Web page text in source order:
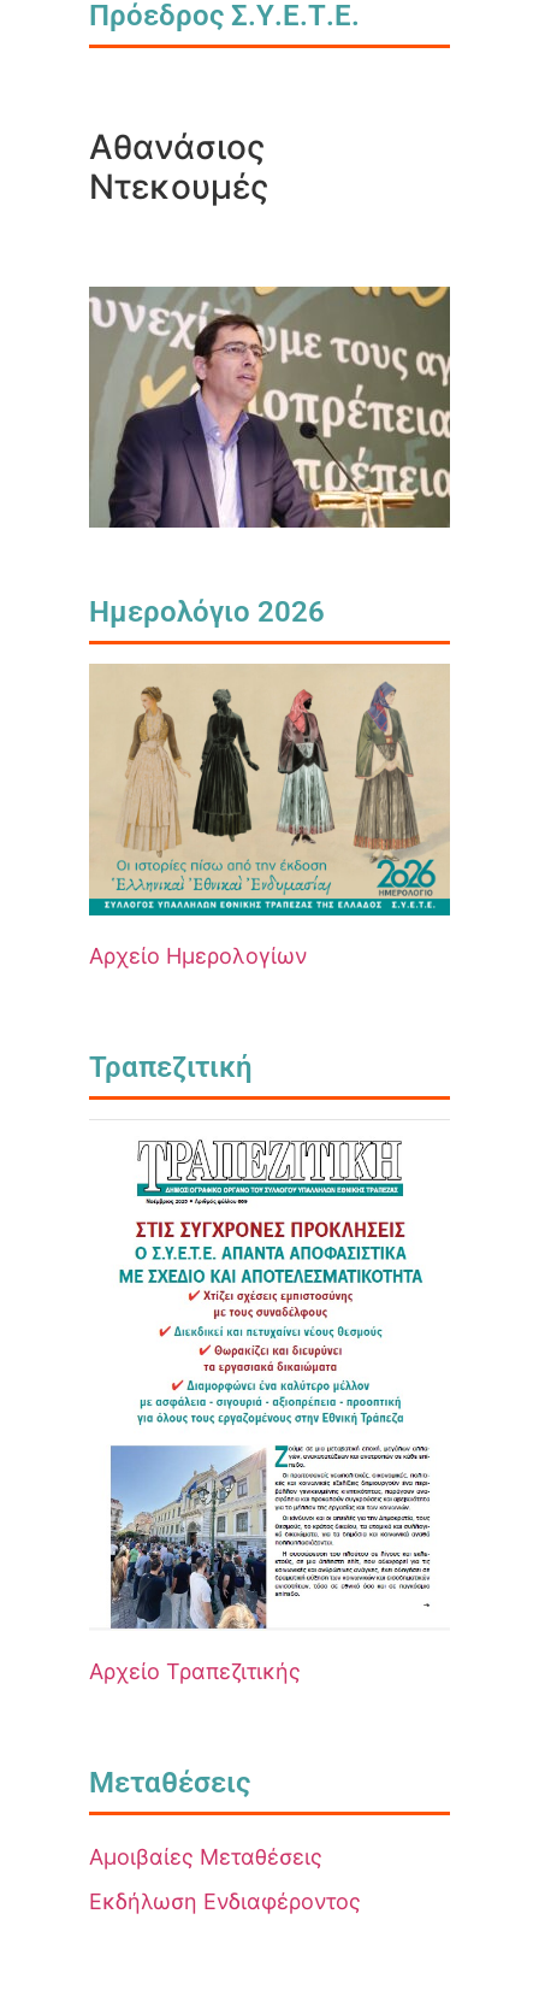
Πρόεδρος Σ.Υ.Ε.Τ.Ε.
Αθανάσιος
Ντεκουμές
Ημερολόγιο 2026
Αρχείο Ημερολογίων
Τραπεζιτική
Αρχείο Τραπεζιτικής
Μεταθέσεις
Αμοιβαίες Μεταθέσεις
Εκδήλωση Ενδιαφέροντος